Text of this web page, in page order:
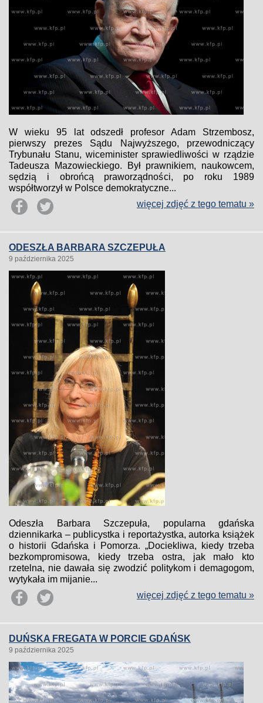
W wieku 95 lat odszedł profesor Adam Strzembosz,
pierwszy prezes Sądu Najwyższego, przewodniczący
Trybunału Stanu, wiceminister sprawiedliwości w rządzie
Tadeusza Mazowieckiego. Był prawnikiem, naukowcem,
sędzią i obrońcą praworządności, po roku 1989
współtworzył w Polsce demokratyczne...
więcej zdjęć z tego tematu »
ODESZŁA BARBARA SZCZEPUŁA
9 października 2025
Odeszła Barbara Szczepuła, popularna gdańska
dziennikarka – publicystka i reportażystka, autorka książek
o historii Gdańska i Pomorza. „Dociekliwa, kiedy trzeba
bezkompromisowa, kiedy trzeba ostra, jak mało kto
rzetelna, nie dawała się zwodzić politykom i demagogom,
wytykała im mijanie...
więcej zdjęć z tego tematu »
DUŃSKA FREGATA W PORCIE GDAŃSK
9 października 2025